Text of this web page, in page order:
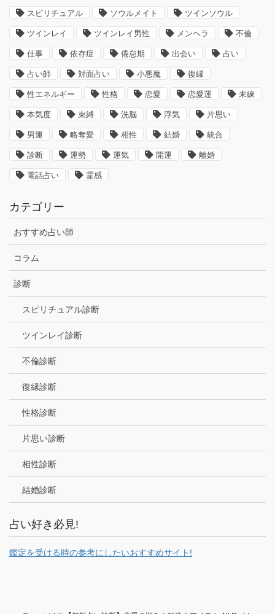
スピリチュアル ソウルメイト ツインソウル
ツインレイ ツインレイ男性 メンヘラ 不倫
仕事 依存症 倦怠期 出会い 占い
占い師 対面占い 小悪魔 復縁
性エネルギー 性格 恋愛 恋愛運 未練
本気度 束縛 洗脳 浮気 片思い
男運 略奪愛 相性 結婚 統合
診断 運勢 運気 開運 離婚
電話占い 霊感
カテゴリー
おすすめ占い師
コラム
診断
スピリチュアル診断
ツインレイ診断
不倫診断
復縁診断
性格診断
片思い診断
相性診断
結婚診断
占い好き必見!
鑑定を受ける時の参考にしたいおすすめサイト!